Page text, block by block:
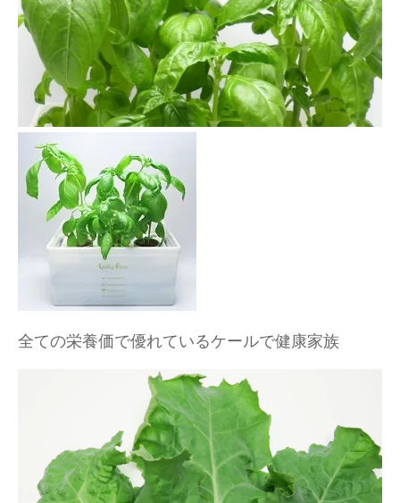
全ての栄養価で優れているケールで健康家族